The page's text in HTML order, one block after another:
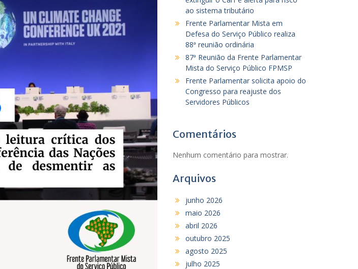
ao sistema tributário
Frente Parlamentar Mista em
Defesa do Serviço Público realiza
88ª reunião ordinária
87ª Reunião da Frente Parlamentar
Mista do Serviço Público FPMSP
Frente Parlamentar solicita apoio do
Congresso para reajuste dos
Servidores Públicos
Comentários
Nenhum comentário para mostrar.
Arquivos
junho 2026
maio 2026
abril 2026
outubro 2025
agosto 2025
julho 2025